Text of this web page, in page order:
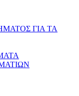
ΓΙΑ ΤΑ